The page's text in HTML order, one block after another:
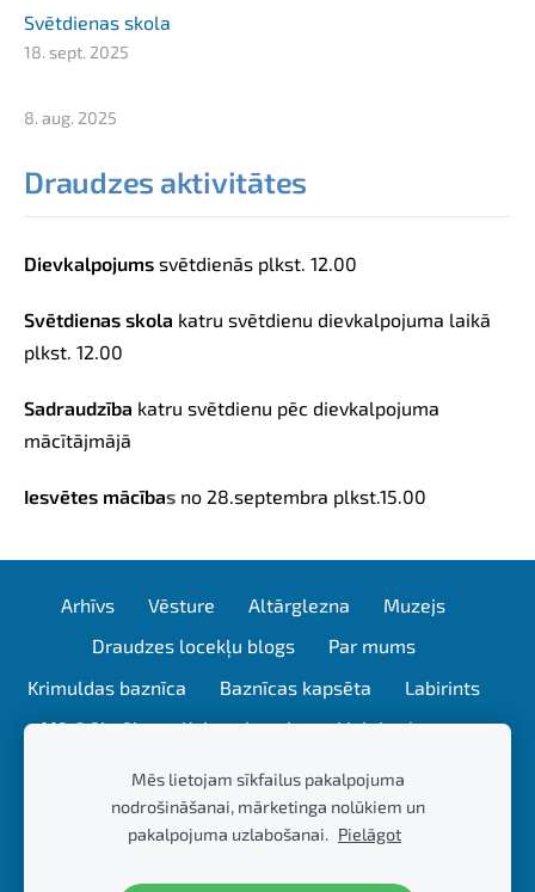
Svētdienas skola
18. sept. 2025
8. aug. 2025
Draudzes aktivitātes
Dievkalpojums svētdienās plkst. 12.00
Svētdienas skola katru svētdienu dievkalpojuma laikā
plkst. 12.00
Sadraudzība katru svētdienu pēc dievkalpojuma
mācītājmājā
Iesvētes mācības no 28.septembra plkst.15.00
Arhīvs Vēsture Altārglezna
Muzejs
Draudzes locekļu blogs
Par mums
Krimuldas baznīca
Baznīcas kapsēta
Labirints
Mācītājmāja
Kubeseles ala
Lielais akmens
Plostnieku enkurkluči
Gaujas kapsēta
Kubeseles dabas taka
Mācītāja sleja
Mēs lietojam sīkfailus pakalpojuma
nodrošināšanai, mārketinga nolūkiem un
pakalpojuma uzlabošanai. Pielāgot